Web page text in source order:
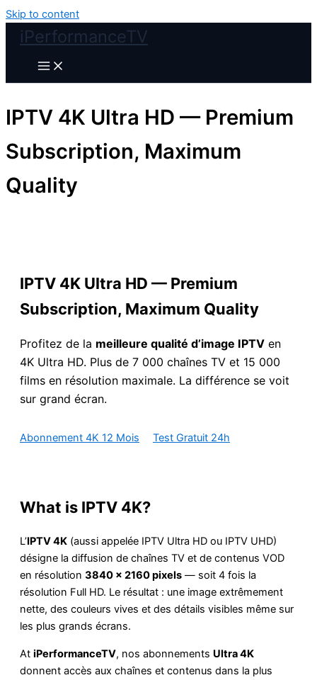
Skip to content
iPerformanceTV
IPTV 4K Ultra HD — Premium
Subscription, Maximum
Quality
IPTV 4K Ultra HD — Premium
Subscription, Maximum Quality
Profitez de la meilleure qualité d’image IPTV en
4K Ultra HD. Plus de 7 000 chaînes TV et 15 000
films en résolution maximale. La différence se voit
sur grand écran.
Abonnement 4K 12 Mois Test Gratuit 24h
What is IPTV 4K?
L’IPTV 4K (aussi appelée IPTV Ultra HD ou IPTV UHD)
désigne la diffusion de chaînes TV et de contenus VOD
en résolution 3840 × 2160 pixels — soit 4 fois la
résolution Full HD. Le résultat : une image extrêmement
nette, des couleurs vives et des détails visibles même sur
les plus grands écrans.
At iPerformanceTV, nos abonnements Ultra 4K
donnent accès aux chaînes et contenus dans la plus